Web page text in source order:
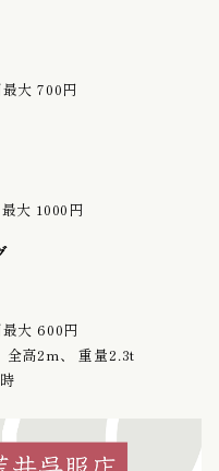
大 700円
大 1000円
大 600円
高2m、 重量2.3t